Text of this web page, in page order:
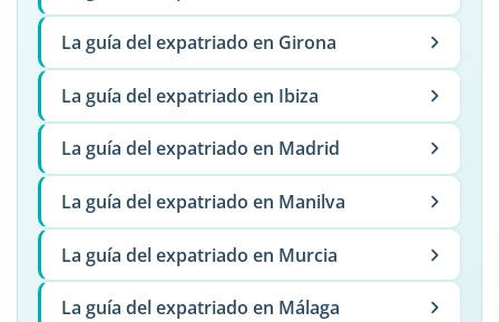
La guía del expatriado en Girona
La guía del expatriado en Ibiza
La guía del expatriado en Madrid
La guía del expatriado en Manilva
La guía del expatriado en Murcia
La guía del expatriado en Málaga